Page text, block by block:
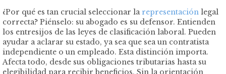
¿Por qué es tan crucial seleccionar la representación legal
correcta? Piénselo: su abogado es su defensor. Entienden
los entresijos de las leyes de clasificación laboral. Pueden
ayudar a aclarar su estado, ya sea que sea un contratista
independiente o un empleado. Esta distinción importa.
Afecta todo, desde sus obligaciones tributarias hasta su
elegibilidad para recibir beneficios. Sin la orientación